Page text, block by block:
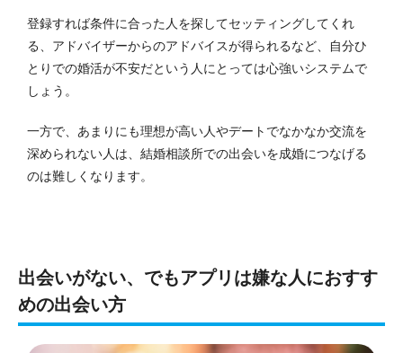
登録すれば条件に合った人を探してセッティングしてくれ
る、アドバイザーからのアドバイスが得られるなど、自分ひ
とりでの婚活が不安だという人にとっては心強いシステムで
しょう。
一方で、あまりにも理想が高い人やデートでなかなか交流を
深められない人は、結婚相談所での出会いを成婚につなげる
のは難しくなります。
出会いがない、でもアプリは嫌な人におすす
めの出会い方